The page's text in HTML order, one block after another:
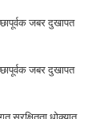
जबर दुखापत
जबर दुखापत